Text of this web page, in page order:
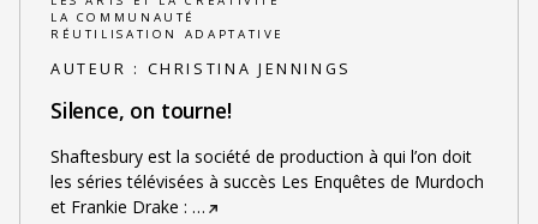
LA COMMUNAUTÉ
RÉUTILISATION ADAPTATIVE
AUTEUR : CHRISTINA JENNINGS
Silence, on tourne!
Shaftesbury est la société de production à qui l’on doit
les séries télévisées à succès Les Enquêtes de Murdoch
et Frankie Drake : …